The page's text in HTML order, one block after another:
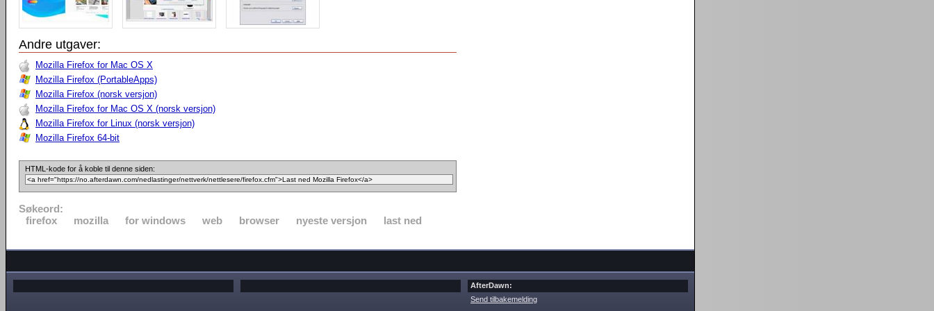
Andre utgaver:
Mozilla Firefox for Mac OS X
Mozilla Firefox (PortableApps)
Mozilla Firefox (norsk versjon)
Mozilla Firefox for Mac OS X (norsk versjon)
Mozilla Firefox for Linux (norsk versjon)
Mozilla Firefox 64-bit
HTML-kode for å koble til denne siden:
Søkeord:
firefox
mozilla for windows web browser nyeste versjon last ned
AfterDawn:
Send tilbakemelding